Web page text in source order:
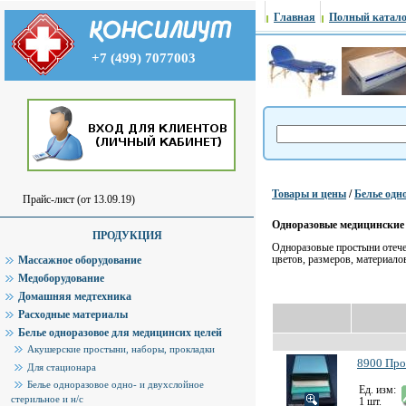
+7 (499) 7077003
Прайс-лист (от 13.09.19)
ПРОДУКЦИЯ
Массажное оборудование
Медоборудование
Домашняя медтехника
Расходные материалы
Белье одноразовое для медицинсих целей
Акушерские простыни, наборы, прокладки
Для стационара
Белье одноразовое одно- и двухслойное
стерильное и н/с
Главная Полный
Товары и цены /Белье
Одноразовые
Одноразовые простыни
цветов, размеров,
8900
Ед. изм:
1 шт.